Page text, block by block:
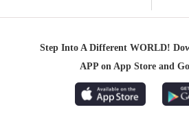
Step Into A Different WORLD!
APP on App Store and